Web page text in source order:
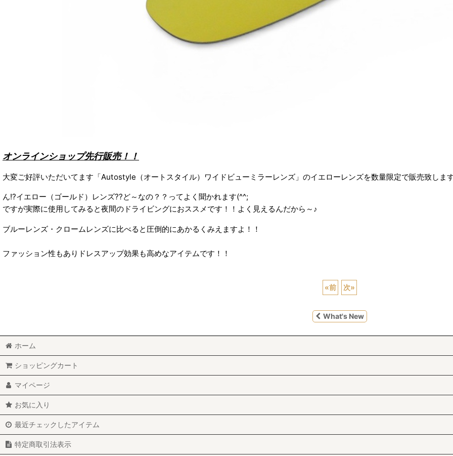
オンラインショップ先行販売！！
大変ご好評いただいてます「Autostyle（オートスタイル）ワイドビューミラーレンズ」のイエローレンズを数量限定で販売致しま
ん!?イエロー（ゴールド）レンズ??ど～なの？？ってよく聞かれます(^^;
ですが実際に使用してみると夜間のドライビングにおススメです！！よく見えるんだから～♪
ブルーレンズ・クロームレンズに比べると圧倒的にあかるくみえますよ！！
ファッション性もありドレスアップ効果も高めなアイテムです！！
«前 次»
What's New
ホーム
ショッピングカート
マイページ
お気に入り
最近チェックしたアイテム
特定商取引法表示